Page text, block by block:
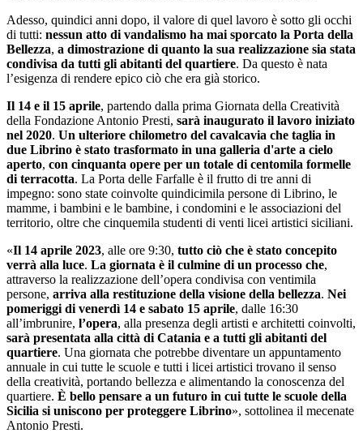
Adesso, quindici anni dopo, il valore di quel lavoro è sotto gli occhi
di tutti: nessun atto di vandalismo ha mai sporcato la Porta della
Bellezza, a dimostrazione di quanto la sua realizzazione sia stata
condivisa da tutti gli abitanti del quartiere. Da questo è nata
l’esigenza di rendere epico ciò che era già storico.
Il 14 e il 15 aprile, partendo dalla prima Giornata della Creatività
della Fondazione Antonio Presti, sarà inaugurato il lavoro iniziato
nel 2020. Un ulteriore chilometro del cavalcavia che taglia in
due Librino è stato trasformato in una galleria d'arte a cielo
aperto, con cinquanta opere per un totale di centomila formelle
di terracotta. La Porta delle Farfalle è il frutto di tre anni di
impegno: sono state coinvolte quindicimila persone di Librino, le
mamme, i bambini e le bambine, i condomini e le associazioni del
territorio, oltre che cinquemila studenti di venti licei artistici siciliani.
«Il 14 aprile 2023, alle ore 9:30, tutto ciò che è stato concepito
verrà alla luce. La giornata è il culmine di un processo che,
attraverso la realizzazione dell’opera condivisa con ventimila
persone, arriva alla restituzione della visione della bellezza. Nei
pomeriggi di venerdì 14 e sabato 15 aprile, dalle 16:30
all’imbrunire, l’opera, alla presenza degli artisti e architetti coinvolti,
sarà presentata alla città di Catania e a tutti gli abitanti del
quartiere. Una giornata che potrebbe diventare un appuntamento
annuale in cui tutte le scuole e tutti i licei artistici trovano il senso
della creatività, portando bellezza e alimentando la conoscenza del
quartiere. È bello pensare a un futuro in cui tutte le scuole della
Sicilia si uniscono per proteggere Librino», sottolinea il mecenate
Antonio Presti.